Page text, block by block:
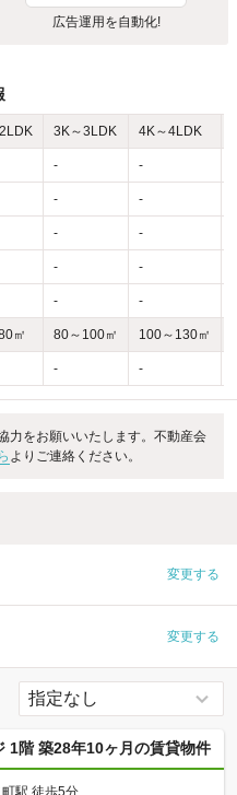
広告運用を自動化!
3K～3LDK 4K～4LDK
- -
- -
- -
- -
- -
㎡ 80～100㎡ 100～130㎡
- -
力をお願いいたします。不動産会
よりご連絡ください。
変更する
変更する
1階 築28年10ヶ月の賃貸物件